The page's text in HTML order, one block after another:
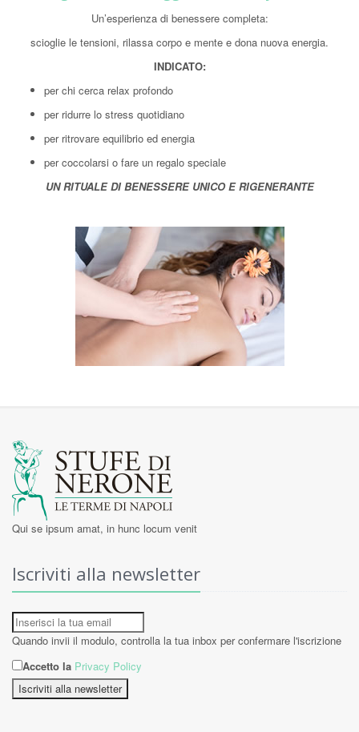
Un’esperienza di benessere completa:
scioglie le tensioni, rilassa corpo e mente e dona nuova energia.
INDICATO:
per chi cerca relax profondo
per ridurre lo stress quotidiano
per ritrovare equilibrio ed energia
per coccolarsi o fare un regalo speciale
UN RITUALE DI BENESSERE UNICO E RIGENERANTE
Qui se ipsum amat, in hunc locum venit
Iscriviti alla newsletter
Quando invii il modulo, controlla la tua inbox per confermare l'iscrizione
Accetto la Privacy Policy
Iscriviti alla newsletter